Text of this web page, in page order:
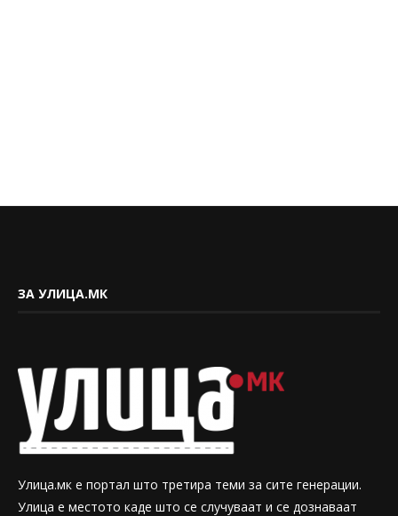
ЗА УЛИЦА.МК
Улица.мк е портал што третира теми за сите генерации.
Улица е местото каде што се случуваат и се дознаваат